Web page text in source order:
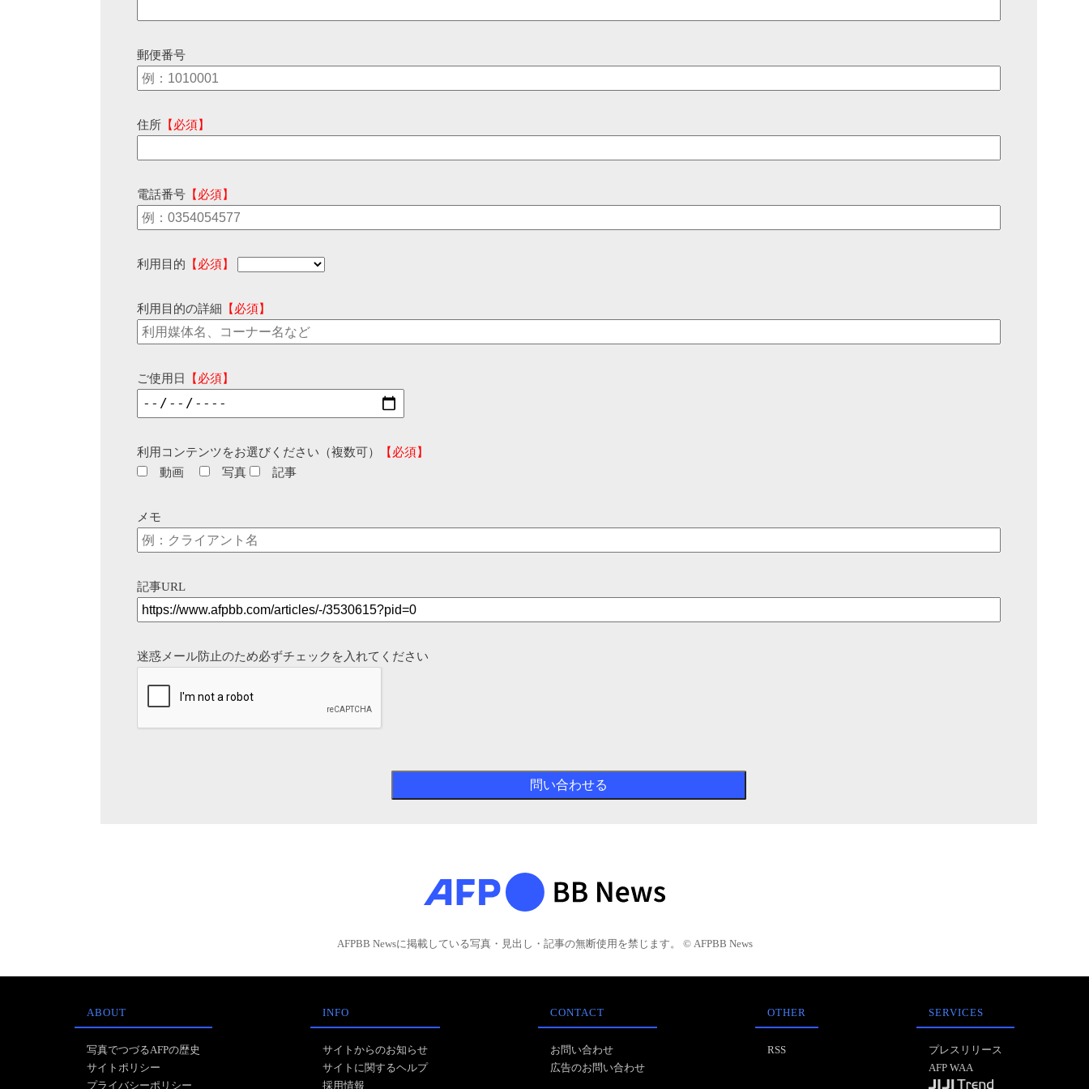
郵便番号
住所 【必須】
電話番号 【必須】
利用目的 【必須】
利用目的の詳細 【必須】
ご使用日 【必須】
利用コンテンツをお選びください（複数可）
【必須】
動画
写真 記事
メモ
記事URL
迷惑メール防止のため必ずチェックを入れてください
AFPBB Newsに掲載している写真・見出し・記事の無断使用を禁じます。 © AFPBB News
ABOUT
写真でつづるAFPの歴史
サイトポリシー
プライバシーポリシー
INFO
サイトからのお知らせ
サイトに関するヘルプ
採用情報
CONTACT
お問い合わせ
広告のお問い合わせ
OTHER
RSS
SERVICES
プレスリリース
AFP WAA